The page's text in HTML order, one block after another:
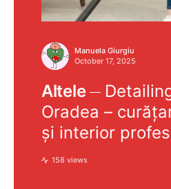
Manuela Giurgiu
October 17, 2025
Altele
Oradea –
și interior
158 views